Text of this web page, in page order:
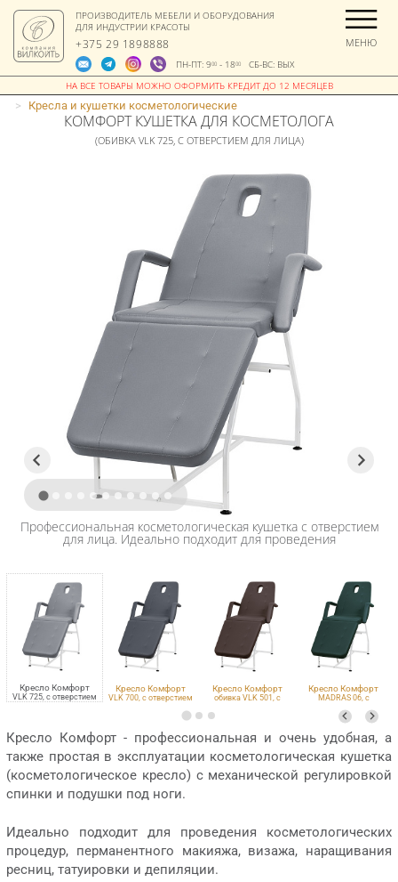
ПРОИЗВОДИТЕЛЬ МЕБЕЛИ И ОБОРУДОВАНИЯ
ДЛЯ ИНДУСТРИИ КРАСОТЫ
+375 29 1898888
ПН-ПТ: 900- 1800СБ-ВС: ВЫХ
МЕНЮ
> Кресла и кушетки косметологические
КОМФОРТ КУШЕТКА ДЛЯ КОСМЕТОЛОГА
(ОБИВКА VLK 725, С ОТВЕРСТИЕМ ДЛЯ ЛИЦА)
Кресло Комфорт
VLK 725, с отверстием
Кресло Комфорт
VLK 700, с отверстием
Кресло Комфорт
обивка VLK 501, с
Кресло Комфорт
MADRAS 06, с
Профессиональная косметологическая кушетка с отверстием
для лица. Идеально подходит для проведения
косметологических процедур, перманентного макияжа, визажа,
Кресло Комфорт - профессиональная и очень удобная, а
также простая в эксплуатации косметологическая кушетка
(косметологическое кресло) с механической регулировкой
спинки и подушки под ноги.
Идеально подходит для проведения косметологических
процедур, перманентного макияжа, визажа, наращивания
ресниц, татуировки и депиляции.